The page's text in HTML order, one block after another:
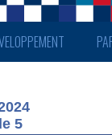
5